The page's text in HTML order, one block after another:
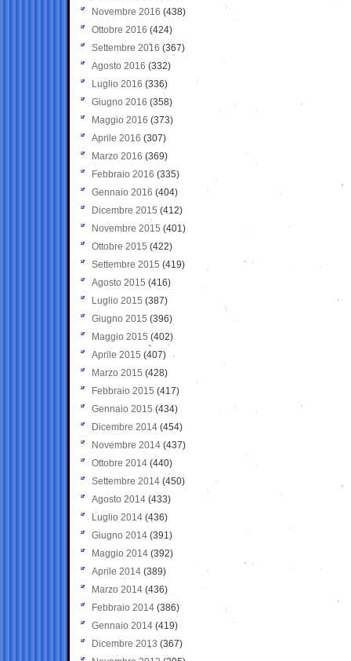
Novembre 2016 (438)
Ottobre 2016 (424)
Settembre 2016 (367)
Agosto 2016 (332)
Luglio 2016 (336)
Giugno 2016 (358)
Maggio 2016 (373)
Aprile 2016 (307)
Marzo 2016 (369)
Febbraio 2016 (335)
Gennaio 2016 (404)
Dicembre 2015 (412)
Novembre 2015 (401)
Ottobre 2015 (422)
Settembre 2015 (419)
Agosto 2015 (416)
Luglio 2015 (387)
Giugno 2015 (396)
Maggio 2015 (402)
Aprile 2015 (407)
Marzo 2015 (428)
Febbraio 2015 (417)
Gennaio 2015 (434)
Dicembre 2014 (454)
Novembre 2014 (437)
Ottobre 2014 (440)
Settembre 2014 (450)
Agosto 2014 (433)
Luglio 2014 (436)
Giugno 2014 (391)
Maggio 2014 (392)
Aprile 2014 (389)
Marzo 2014 (436)
Febbraio 2014 (386)
Gennaio 2014 (419)
Dicembre 2013 (367)